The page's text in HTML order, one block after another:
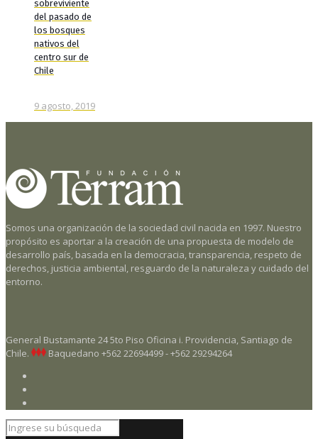
sobreviviente
del pasado de
los bosques
nativos del
centro sur de
Chile
9 agosto, 2019
Somos una organización de la sociedad civil nacida en 1997. Nuestro
propósito es aportar a la creación de una propuesta de modelo de
desarrollo país, basada en la democracia, transparencia, respeto de
derechos, justicia ambiental, resguardo de la naturaleza y cuidado del
entorno.
General Bustamante 24 5to Piso Oficina i. Providencia, Santiago de
Chile.
Baquedano +562 22694499 - +562 29294264